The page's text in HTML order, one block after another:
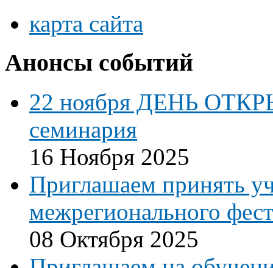
карта сайта
Анонсы событий
22 ноября ДЕНЬ
семинария
16 Ноября 2025
Приглашаем принять
межрегионального
08 Октября 2025